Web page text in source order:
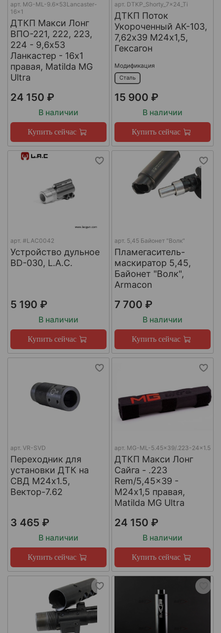
арт. MG-ML-9.6x53Lancaster-
16x1
ДТКП Макси Лонг
ВПО-221, 222, 223,
224 - 9,6x53
Ланкастер - 16x1
правая, Matilda MG
Ultra
24 150 ₽
В наличии
Купить сейчас
арт. DTKP_Shorty_7x24_Ti
ДТКП Поток
Укороченный АК-103,
7,62х39 М24х1,5,
Гексагон
Модификация
Сталь
15 900 ₽
В наличии
Купить сейчас
арт. #LAC0042
Устройство дульное
BD-030, L.A.C.
5 190 ₽
В наличии
Купить сейчас
арт. 5,45 Байонет "Волк"
Пламегаситель-
маскиратор 5,45,
Байонет "Волк",
Armacon
7 700 ₽
В наличии
Купить сейчас
арт. VR-SVD
Переходник для
установки ДТК на
СВД М24х1.5,
Вектор-7.62
3 465 ₽
В наличии
Купить сейчас
арт. MG-ML-5.45x39/.223-24x1.5
ДТКП Макси Лонг
Сайга - .223
Rem/5,45x39 -
М24x1,5 правая,
Matilda MG Ultra
24 150 ₽
В наличии
Купить сейчас